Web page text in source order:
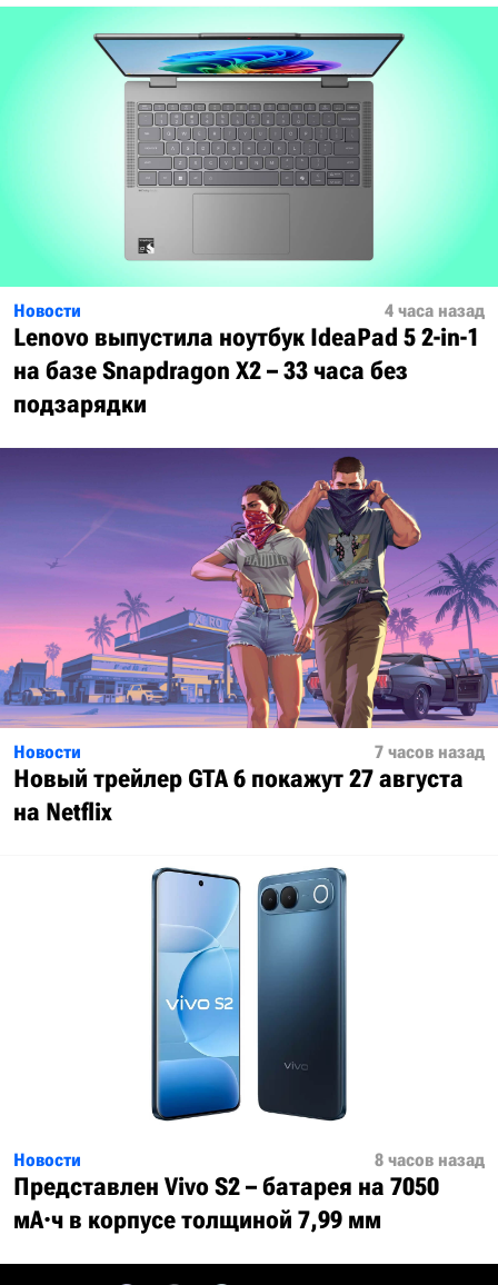
Новости 4 часа назад
Lenovo выпустила ноутбук IdeaPad 5 2-in-1
на базе Snapdragon X2 – 33 часа без
подзарядки
Новости 7 часов назад
Новый трейлер GTA 6 покажут 27 августа
на Netflix
Новости 8 часов назад
Представлен Vivo S2 – батарея на 7050
мА·ч в корпусе толщиной 7,99 мм